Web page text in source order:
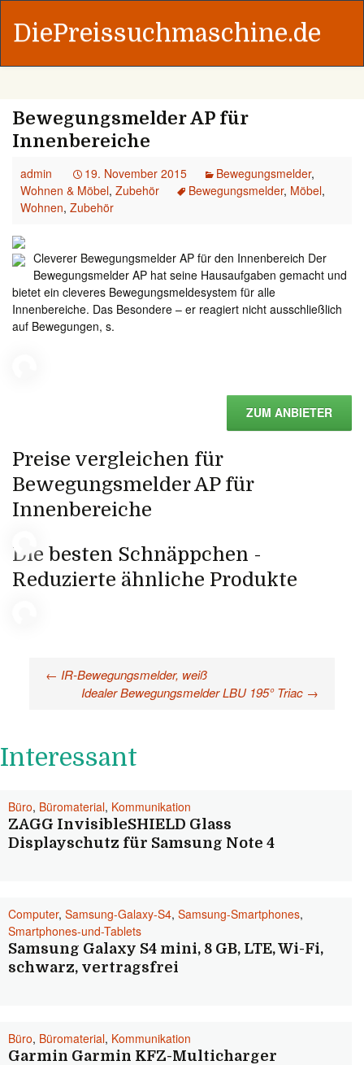
DiePreissuchmaschine.de
Bewegungsmelder AP für
Innenbereiche
admin 19. November 2015 Bewegungsmelder,
Wohnen & Möbel, Zubehör Bewegungsmelder, Möbel,
Wohnen, Zubehör
Cleverer Bewegungsmelder AP für den Innenbereich Der
Bewegungsmelder AP hat seine Hausaufgaben gemacht und
bietet ein cleveres Bewegungsmeldesystem für alle
Innenbereiche. Das Besondere – er reagiert nicht ausschließlich
auf Bewegungen, s.
ZUM ANBIETER
Preise vergleichen für
Bewegungsmelder AP für
Innenbereiche
Die besten Schnäppchen -
Reduzierte ähnliche Produkte
Beitragsnavigation
← IR-Bewegungsmelder, weiß
Idealer Bewegungsmelder LBU 195° Triac →
Interessant
Büro, Büromaterial, Kommunikation
ZAGG InvisibleSHIELD Glass
Displayschutz für Samsung Note 4
Computer, Samsung-Galaxy-S4, Samsung-Smartphones,
Smartphones-und-Tablets
Samsung Galaxy S4 mini, 8 GB, LTE, Wi-Fi,
schwarz, vertragsfrei
Büro, Büromaterial, Kommunikation
Garmin Garmin KFZ-Multicharger